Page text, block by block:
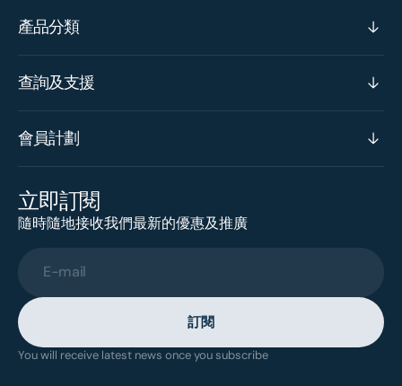
產品分類
查詢及支援
會員計劃
立即訂閱
隨時隨地接收我們最新的優惠及推廣
E-mail
訂閱
You will receive latest news once you subscribe